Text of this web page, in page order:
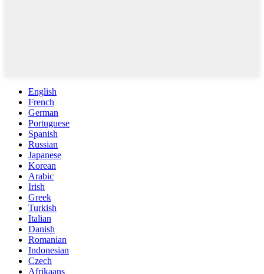
English
French
German
Portuguese
Spanish
Russian
Japanese
Korean
Arabic
Irish
Greek
Turkish
Italian
Danish
Romanian
Indonesian
Czech
Afrikaans